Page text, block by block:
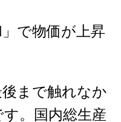
で物価が上昇
まで触れなか
。国内総生産